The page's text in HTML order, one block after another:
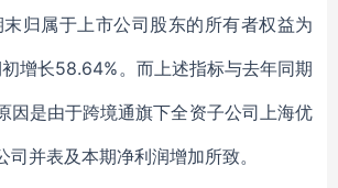
归属于上市公司股东的所有者权益为
增长58.64%。而上述指标与去年同期
因是由于跨境通旗下全资子公司上海优
司并表及本期净利润增加所致。